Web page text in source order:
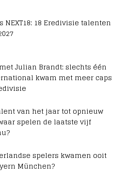
NEXT18: 18 Eredivisie talenten
Julian Brandt: slechts één
kwam met meer caps
van het jaar tot opnieuw
spelen de laatste vijf
spelers kwamen ooit
München?